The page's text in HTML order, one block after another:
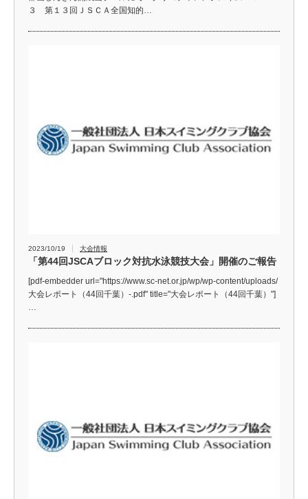
３ 第１３回ＪＳＣＡ全国知的…
2023/10/19 大会情報
「第44回JSCAブロック対抗水泳競技大会」開催のご報告
[pdf-embedder url="https://www.sc-net.or.jp/wp/wp-content/uploads/
大会レポート（44回千葉）-.pdf" title="大会レポート（44回千葉）"]